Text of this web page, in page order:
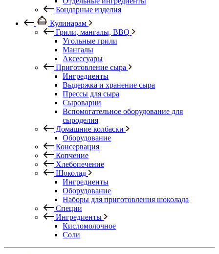
Бондарные изделия
Кулинарам
Грили, мангалы, BBQ
Угольные грили
Мангалы
Аксессуары
Приготовление сыра
Ингредиенты
Выдержка и хранение сыра
Прессы для сыра
Сыроварни
Вспомогательное оборудование для
сыроделия
Домашние колбаски
Оборудование
Консервация
Копчение
Хлебопечение
Шоколад
Ингредиенты
Оборудование
Наборы для приготовления шоколада
Специи
Ингредиенты
Кисломолочное
Соли